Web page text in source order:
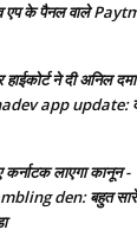
एप के पैनल वाले
ने दी अनिल
app update:
लाएगा कानून -
den: बहुत सारे